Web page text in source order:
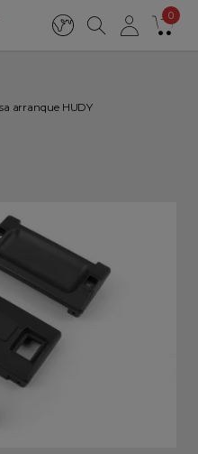
0
arranque HUDY